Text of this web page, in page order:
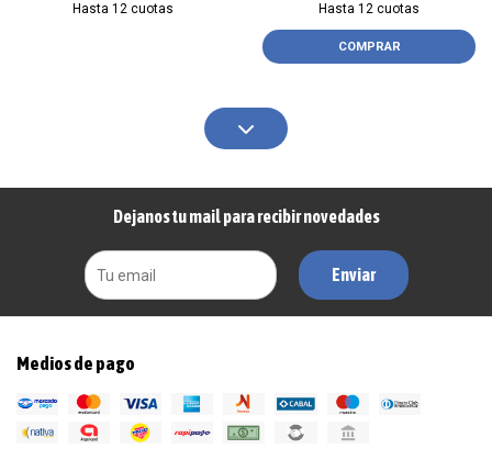
Hasta 12 cuotas Hasta 12 cuotas
COMPRAR
Dejanos tu mail para recibir novedades
Enviar
Medios de pago